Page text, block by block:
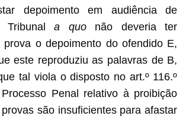
depoimento em audiência de
Tribunala quonão deveria ter
prova o depoimento do ofendido E,
este reproduziu as palavras de B,
tal viola o disposto no art.º 116.º
Penal relativo à proibição
são insuficientes para afastar